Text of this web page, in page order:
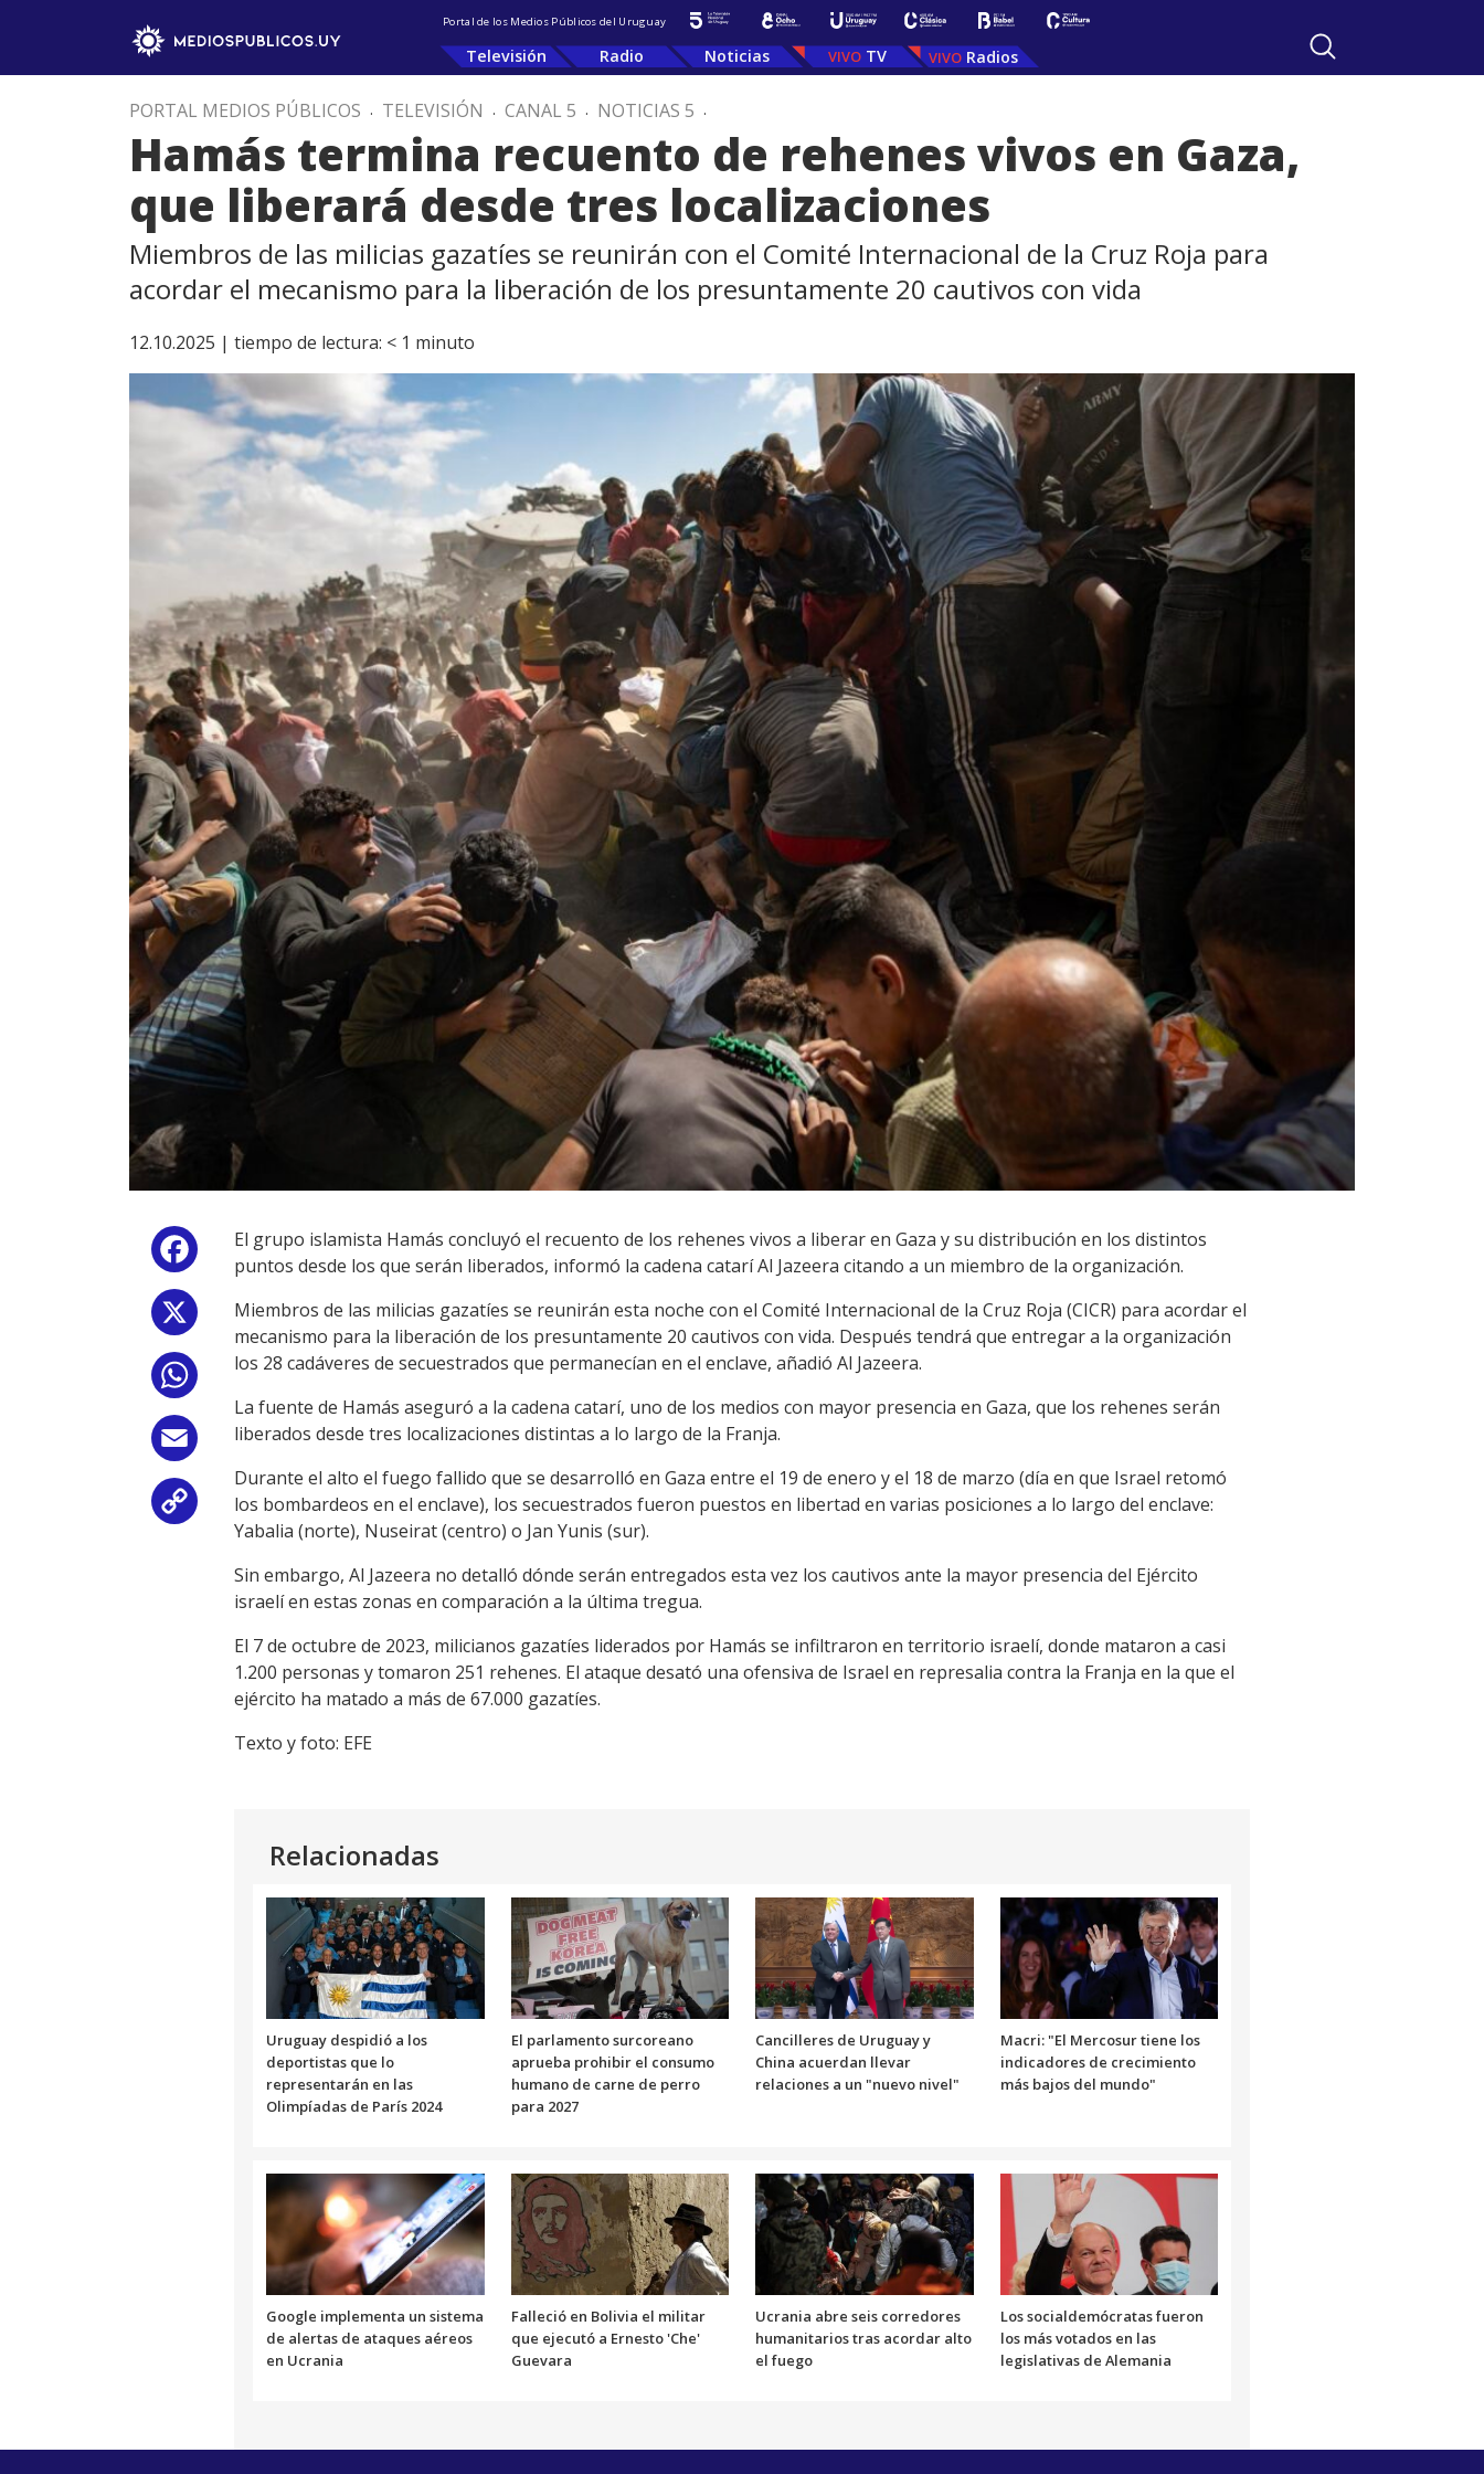
Portal de los Medios Públicos del Uruguay
Televisión Radio Noticias TV Radios
PORTAL MEDIOS PÚBLICOS . TELEVISIÓN . CANAL 5 . NOTICIAS 5 .
Hamás termina recuento de rehenes vivos en Gaza,
que liberará desde tres localizaciones
Miembros de las milicias gazatíes se reunirán con el Comité Internacional de la Cruz Roja para
acordar el mecanismo para la liberación de los presuntamente 20 cautivos con vida
12.10.2025 | tiempo de lectura: < 1 minuto
Facebook
Email
Copy
El grupo islamista Hamás concluyó el recuento de los rehenes vivos a liberar en Gaza y su distribución en los distintos
puntos desde los que serán liberados, informó la cadena catarí Al Jazeera citando a un miembro de la organización.
Miembros de las milicias gazatíes se reunirán esta noche con el Comité Internacional de la Cruz Roja (CICR) para acordar el
mecanismo para la liberación de los presuntamente 20 cautivos con vida. Después tendrá que entregar a la organización
los 28 cadáveres de secuestrados que permanecían en el enclave, añadió Al Jazeera.
La fuente de Hamás aseguró a la cadena catarí, uno de los medios con mayor presencia en Gaza, que los rehenes serán
liberados desde tres localizaciones distintas a lo largo de la Franja.
Durante el alto el fuego fallido que se desarrolló en Gaza entre el 19 de enero y el 18 de marzo (día en que Israel retomó
los bombardeos en el enclave), los secuestrados fueron puestos en libertad en varias posiciones a lo largo del enclave:
Yabalia (norte), Nuseirat (centro) o Jan Yunis (sur).
Sin embargo, Al Jazeera no detalló dónde serán entregados esta vez los cautivos ante la mayor presencia del Ejército
israelí en estas zonas en comparación a la última tregua.
El 7 de octubre de 2023, milicianos gazatíes liderados por Hamás se infiltraron en territorio israelí, donde mataron a casi
1.200 personas y tomaron 251 rehenes. El ataque desató una ofensiva de Israel en represalia contra la Franja en la que el
ejército ha matado a más de 67.000 gazatíes.
Texto y foto: EFE
Relacionadas
Uruguay despidió a los
deportistas que lo
representarán en las
Olimpíadas de París 2024
El parlamento surcoreano
aprueba prohibir el consumo
humano de carne de perro
para 2027
Cancilleres de Uruguay y
China acuerdan llevar
relaciones a un "nuevo nivel"
Macri: "El Mercosur tiene los
indicadores de crecimiento
más bajos del mundo"
Google implementa un sistema
de alertas de ataques aéreos
en Ucrania
Falleció en Bolivia el militar
que ejecutó a Ernesto 'Che'
Guevara
Ucrania abre seis corredores
humanitarios tras acordar alto
el fuego
Los socialdemócratas fueron
los más votados en las
legislativas de Alemania